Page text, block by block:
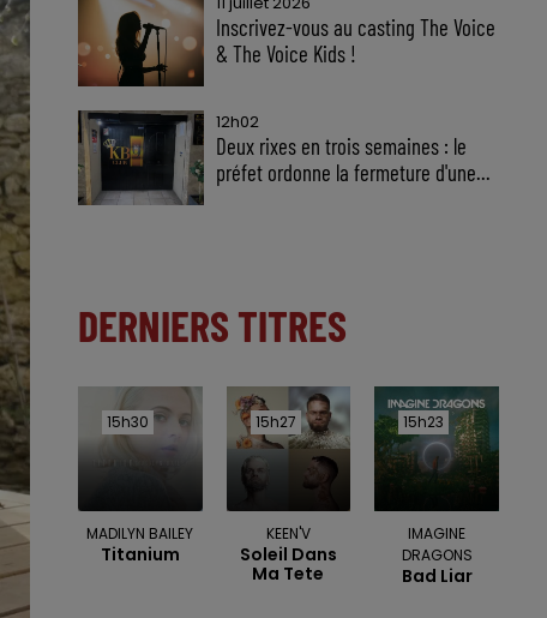
Inscrivez-vous au casting The Voice
& The Voice Kids !
12h02
Deux rixes en trois semaines : le
préfet ordonne la fermeture d'une...
DERNIERS TITRES
15h30
15h30
MADILYN BAILEY
Titanium
15h27
15h27
KEEN'V
Soleil Dans
Ma Tete
15h23
15h23
IMAGINE
DRAGONS
Bad Liar